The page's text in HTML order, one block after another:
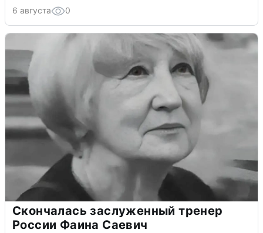
6 августа 0
Скончалась заслуженный тренер
России Фаина Саевич